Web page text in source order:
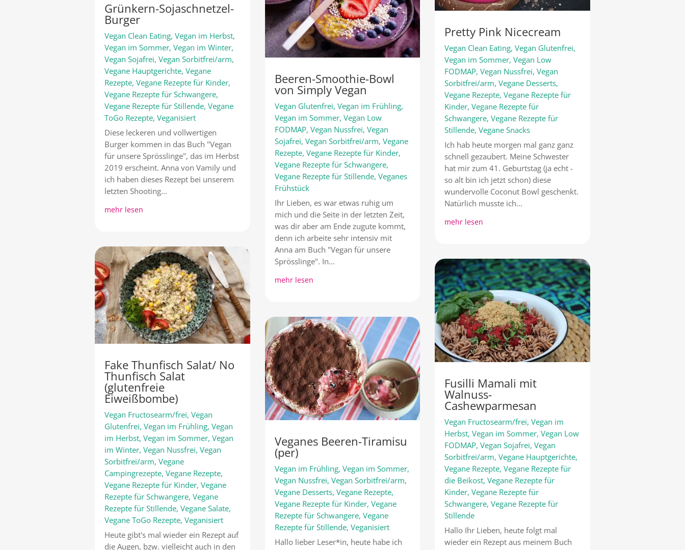
Grünkern-Sojaschnetzel-
Burger
Vegan Clean Eating,Vegan im Herbst,
Vegan im Sommer,Vegan im Winter,
Vegan Sojafrei,Vegan Sorbitfrei/arm,
Vegane Hauptgerichte,Vegane
Rezepte,Vegane Rezepte für Kinder,
Vegane Rezepte für Schwangere,
Vegane Rezepte für Stillende,Vegane
ToGo Rezepte,Veganisiert
Diese leckeren und vollwertigen
Burger kommen in das Buch "Vegan
für unsere Sprösslinge", das im Herbst
2019 erscheint. Anna von Vamily und
ich haben dieses Rezept bei unserem
letzten Shooting...
mehr lesen
Fake Thunfisch Salat/ No
Thunfisch Salat
(glutenfreie
Eiweißbombe)
Vegan Fructosearm/frei,Vegan
Glutenfrei,Vegan im Frühling,Vegan
im Herbst,Vegan im Sommer,Vegan
im Winter,Vegan Nussfrei,Vegan
Sorbitfrei/arm,Vegane
Campingrezepte,Vegane Rezepte,
Vegane Rezepte für Kinder,Vegane
Rezepte für Schwangere,Vegane
Rezepte für Stillende,Vegane Salate,
Vegane ToGo Rezepte,Veganisiert
Heute gibt's mal wieder ein Rezept auf
die Augen, bzw. vielleicht auch in den
Beeren-Smoothie-Bowl
von Simply Vegan
Vegan Glutenfrei, Vegan im Frühling,
Vegan im Sommer, Vegan Low
FODMAP, Vegan Nussfrei, Vegan
Sojafrei, Vegan Sorbitfrei/arm, Vegane
Rezepte, Vegane Rezepte für Kinder,
Vegane Rezepte für Schwangere,
Vegane Rezepte für Stillende, Veganes
Frühstück
Ihr Lieben, es war etwas ruhig um
mich und die Seite in der letzten Zeit,
was dir aber am Ende zugute kommt,
denn ich arbeite sehr intensiv mit
Anna am Buch "Vegan für unsere
Sprösslinge". In...
mehr lesen
Veganes Beeren-Tiramisu
(per)
Vegan im Frühling, Vegan im Sommer,
Vegan Nussfrei, Vegan Sorbitfrei/arm,
Vegane Desserts, Vegane Rezepte,
Vegane Rezepte für Kinder, Vegane
Rezepte für Schwangere, Vegane
Rezepte für Stillende, Veganisiert
Hallo lieber Leser*in, heute habe ich
Pretty Pink Nicecream
Vegan Clean Eating,Vegan Glutenfrei,
Vegan im Sommer,Vegan Low
FODMAP,Vegan Nussfrei,Vegan
Sorbitfrei/arm,Vegane Desserts,
Vegane Rezepte,Vegane Rezepte für
Kinder,Vegane Rezepte für
Schwangere,Vegane Rezepte für
Stillende,Vegane Snacks
Ich hab heute morgen mal ganz ganz
schnell gezaubert. Meine Schwester
hat mir zum 41. Geburtstag (ja echt -
so alt bin ich jetzt schon) diese
wundervolle Coconut Bowl geschenkt.
Natürlich musste ich...
mehr lesen
Fusilli Mamali mit
Walnuss-
Cashewparmesan
Vegan Fructosearm/frei,Vegan im
Herbst,Vegan im Sommer,Vegan Low
FODMAP,Vegan Sojafrei,Vegan
Sorbitfrei/arm,Vegane Hauptgerichte,
Vegane Rezepte,Vegane Rezepte für
die Beikost,Vegane Rezepte für
Kinder,Vegane Rezepte für
Schwangere,Vegane Rezepte für
Stillende
Hallo Ihr Lieben, heute folgt mal
wieder ein Rezept aus meinem Buch